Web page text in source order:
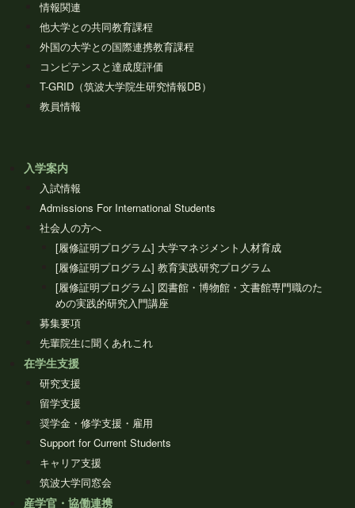
情報関連
他大学との共同教育課程
外国の大学との国際連携教育課程
コンピテンスと達成度評価
T-GRID（筑波大学院生研究情報DB）
教員情報
入学案内
入試情報
Admissions For International Students
社会人の方へ
[履修証明プログラム] 大学マネジメント人材育成
[履修証明プログラム] 教育実践研究プログラム
[履修証明プログラム] 図書館・博物館・文書館専門職のた
めの実践的研究入門講座
募集要項
先輩院生に聞くあれこれ
在学生支援
研究支援
留学支援
奨学金・修学支援・雇用
Support for Current Students
キャリア支援
筑波大学同窓会
産学官・協働連携